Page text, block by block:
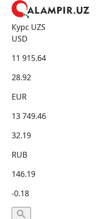
Курс UZS
USD
11 915.64
28.92
EUR
13 749.46
32.19
RUB
146.19
-0.18